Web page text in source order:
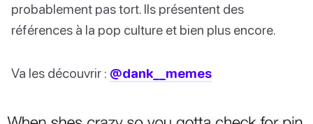
probablement pas tort. Ils présentent des
références à la pop culture et bien plus encore.
Va les découvrir : @dank__memes